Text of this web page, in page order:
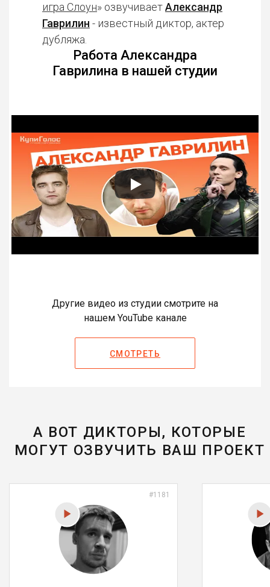
игра Слоун» озвучиваетАлександр
Гаврилин - известный диктор, актер
дубляжа.
Работа Александра
Гаврилина в нашей студии
Другие видео из студии смотрите на
нашем YouTube канале
СМОТРЕТЬ
А ВОТ ДИКТОРЫ, КОТОРЫЕ
МОГУТ ОЗВУЧИТЬ ВАШ ПРОЕКТ
#1181